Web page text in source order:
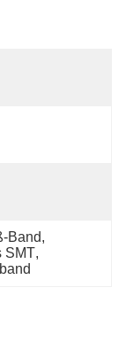
Band,
SMT,